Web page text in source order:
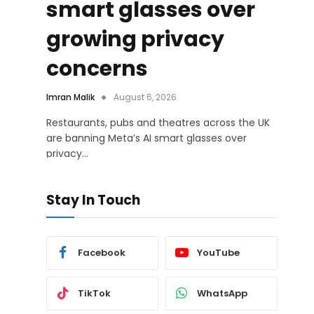
smart glasses over
growing privacy
concerns
Imran Malik August 6, 2026
Restaurants, pubs and theatres across the UK
are banning Meta’s AI smart glasses over
privacy…
Stay In Touch
Facebook YouTube
TikTok WhatsApp